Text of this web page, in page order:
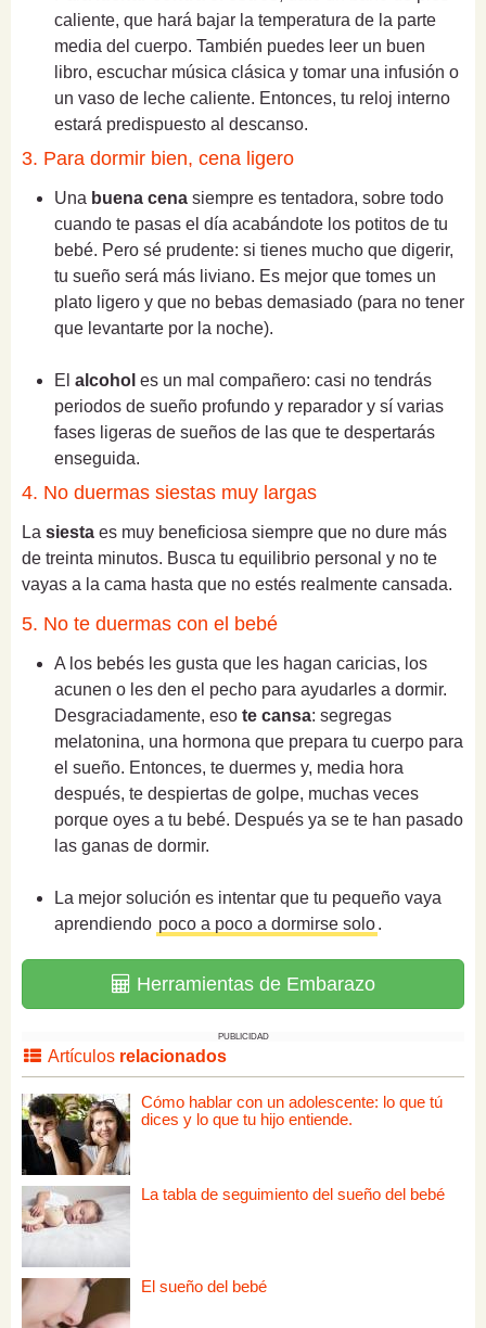
caliente, que hará bajar la temperatura de la parte
media del cuerpo. También puedes leer un buen
libro, escuchar música clásica y tomar una infusión o
un vaso de leche caliente. Entonces, tu reloj interno
estará predispuesto al descanso.
3. Para dormir bien, cena ligero
Una buena cena siempre es tentadora, sobre todo
cuando te pasas el día acabándote los potitos de tu
bebé. Pero sé prudente: si tienes mucho que digerir,
tu sueño será más liviano. Es mejor que tomes un
plato ligero y que no bebas demasiado (para no tener
que levantarte por la noche).
El alcohol es un mal compañero: casi no tendrás
periodos de sueño profundo y reparador y sí varias
fases ligeras de sueños de las que te despertarás
enseguida.
4. No duermas siestas muy largas
La siesta es muy beneficiosa siempre que no dure más
de treinta minutos. Busca tu equilibrio personal y no te
vayas a la cama hasta que no estés realmente cansada.
5. No te duermas con el bebé
A los bebés les gusta que les hagan caricias, los
acunen o les den el pecho para ayudarles a dormir.
Desgraciadamente, eso te cansa: segregas
melatonina, una hormona que prepara tu cuerpo para
el sueño. Entonces, te duermes y, media hora
después, te despiertas de golpe, muchas veces
porque oyes a tu bebé. Después ya se te han pasado
las ganas de dormir.
La mejor solución es intentar que tu pequeño vaya
aprendiendo poco a poco a dormirse solo.
Herramientas de Embarazo
PUBLICIDAD
Artículos relacionados
Cómo hablar con un adolescente: lo que tú
dices y lo que tu hijo entiende.
La tabla de seguimiento del sueño del bebé
El sueño del bebé